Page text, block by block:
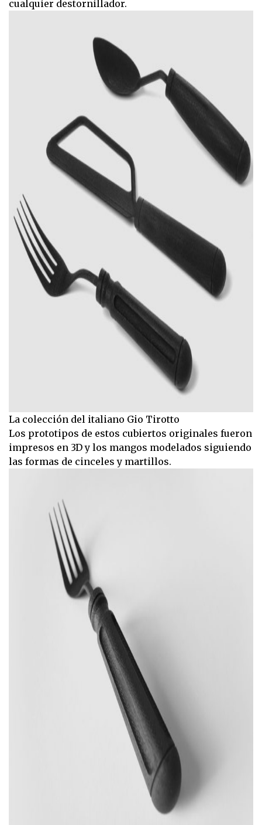
cualquier destornillador.
La colección del italiano Gio Tirotto
Los prototipos de estos cubiertos originales fueron
impresos en 3D y los mangos modelados siguiendo
las formas de cinceles y martillos.